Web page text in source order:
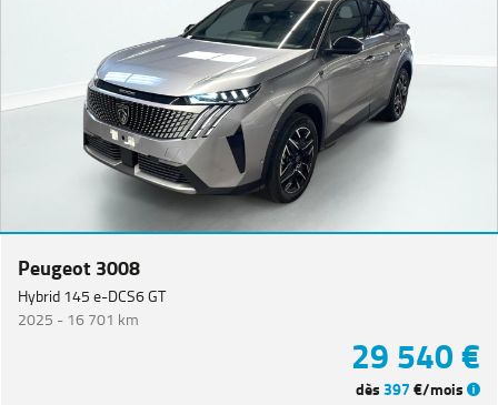
Peugeot 3008
Hybrid 145 e-DCS6 GT
2025 - 16 701 km
29 540 €
dès397€/mois